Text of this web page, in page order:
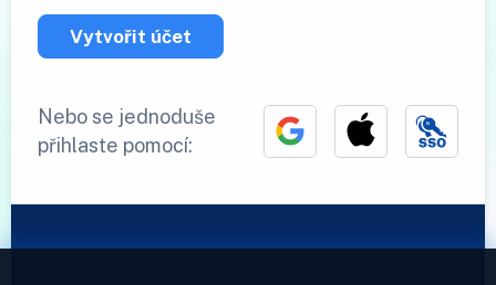
Vytvořit účet
Nebo se jednoduše
přihlaste pomocí: